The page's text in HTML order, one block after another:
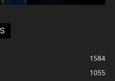
1584
1055